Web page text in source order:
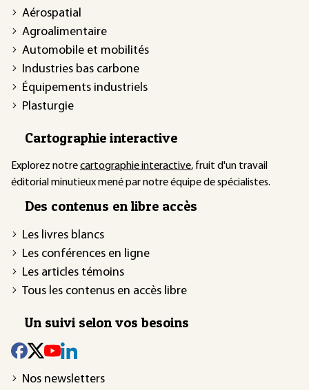
Aérospatial
Agroalimentaire
Automobile et mobilités
Industries bas carbone
Équipements industriels
Plasturgie
Cartographie interactive
Explorez notrecartographie interactive, fruit d'un travail
éditorial minutieux mené par notre équipe de spécialistes.
Des contenus en libre accès
Les livres blancs
Les conférences en ligne
Les articles témoins
Tous les contenus en accès libre
Un suivi selon vos besoins
Nos newsletters